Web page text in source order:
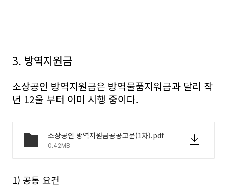
3. 방역지원금
소상공인 방역지원금은 방역물품지워금과 달리 작
년 12울 부터 이미 시행 중이다.
소상공인 방역지원금공공고문(1차).pdf
0.42MB
1) 공통 요건